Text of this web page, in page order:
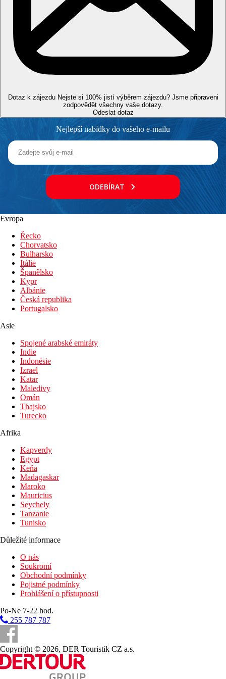
Vzdálenosti
Vzdálenost k pláži
14 km
Golfové hřiště
7 km
Centrum města
46 km
Vzdálenost od nejbližšího letiště
Pláž
Lehátka a slunečníky na pláži zdarma
Hotel přímo u pláže
Plážová dovolená
Fotogalerie
Dotaz k zájezdu Nejste si 100% jistí výběrem zájezdu? Jsme připraveni
zodpovědět všechny vaše dotazy.
Odeslat dotaz
Nejlepší nabídky do vašeho e-mailu
ODEBÍRAT
Evropa
Řecko
Chorvatsko
Bulharsko
Itálie
Španělsko
Kypr
Albánie
Česká republika
Portugalsko
Asie
Spojené arabské emiráty
Indie
Indonésie
Izrael
Katar
Maledivy
Omán
Thajsko
Turecko
Afrika
Kapverdy
Egypt
Keňa
Madagaskar
Maroko
Mauricius
Seychely
Tanzanie
Tunisko
Důležité informace
O nás
Soukromí
Obchodní podmínky
Pojistné podmínky
Prohlášení o přístupnosti
Po-Ne 7-22 hod.
255 787 787
Copyright © 2026, DER Touristik CZ a.s.